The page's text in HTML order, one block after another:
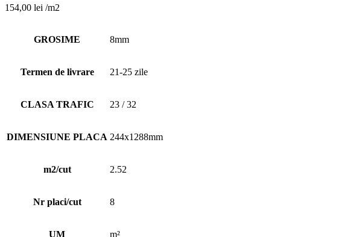
154,00 lei /m2
GROSIME 8mm
Termen de livrare 21-25 zile
CLASA TRAFIC 23 / 32
DIMENSIUNE PLACA 244x1288mm
m2/cut 2.52
Nr placi/cut 8
UM m²